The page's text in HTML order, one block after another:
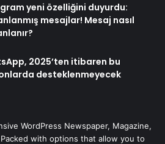
yeni özelliğini duyurdu:
mesajlar! Mesaj nasıl
2025’ten itibaren bu
desteklenmeyecek
WordPress Newspaper, Magazine,
with options that allow you to